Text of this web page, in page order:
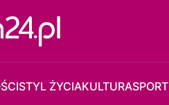
STYL ŻYCIAKULTURASPORT